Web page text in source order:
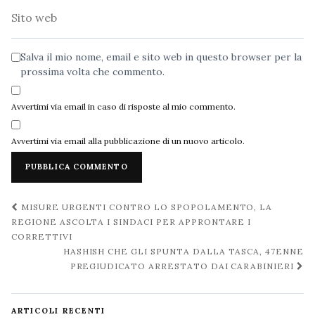
Salva il mio nome, email e sito web in questo browser per la
prossima volta che commento.
Avvertimi via email in caso di risposte al mio commento.
Avvertimi via email alla pubblicazione di un nuovo articolo.
Navigazione
post
MISURE URGENTI CONTRO LO SPOPOLAMENTO, LA
REGIONE ASCOLTA I SINDACI PER APPRONTARE I
CORRETTIVI
HASHISH CHE GLI SPUNTA DALLA TASCA, 47ENNE
PREGIUDICATO ARRESTATO DAI CARABINIERI
ARTICOLI RECENTI